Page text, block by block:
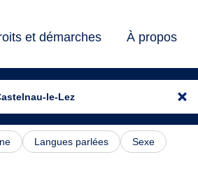
et démarches À propos
Langues parlées Sexe